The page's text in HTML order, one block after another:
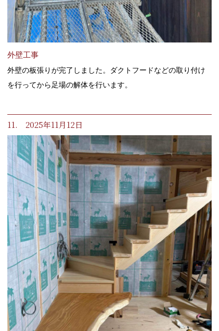
外壁工事
外壁の板張りが完了しました。ダクトフードなどの取り付け
を行ってから足場の解体を行います。
11. 2025年11月12日